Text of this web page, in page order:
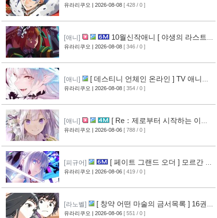
생 소동기 ] PV 영상 공개
유라리쿠오 | 2026-08-08 [ 428 / 0 ]
[애니]
10월신작애니 [ 야생의 라스트
보스가 나타났다! ] 2기 PV 영상 공개
유라리쿠오 | 2026-08-08 [ 346 / 0 ]
[애니]
[ 데스티니 언체인 온라인 ] TV 애니메
이션화 결정 [9]
유라리쿠오 | 2026-08-08 [ 354 / 0 ]
[애니]
[ Re：제로부터 시작하는 이세
계 생활 ] 4기 탈환편 PV 영상 공개
유라리쿠오 | 2026-08-06 [ 788 / 0 ]
[피규어]
[ 페이트 그랜드 오더 ] 모르간 르
페이 신작 피규어 공개
[10]
유라리쿠오 | 2026-08-06 [ 419 / 0 ]
[라노벨]
[ 창약 어떤 마술의 금서목록 ] 16권
표지 공개
[13]
유라리쿠오 | 2026-08-06 [ 551 / 0 ]